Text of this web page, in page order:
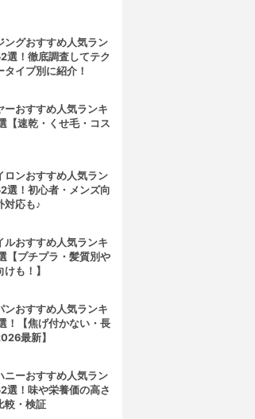
ングおすすめ人気ラン
選！徹底調査してテク
タイプ別に紹介！
ーおすすめ人気ランキ
【速乾・くせ毛・コス
ロンおすすめ人気ラン
選！初心者・メンズ向
対応も♪
ルおすすめ人気ランキ
【プチプラ・髪質別や
も！】
ンおすすめ人気ランキ
！【焦げ付かない・長
最新】
ニーおすすめ人気ラン
選！味や栄養価の高さ
較・検証